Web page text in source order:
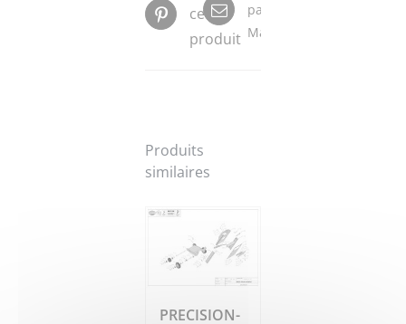
ce
produit
par
Mail
Produits
similaires
PRECISION-